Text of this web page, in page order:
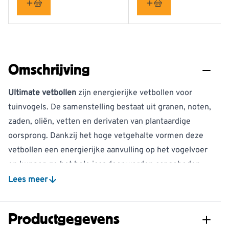
Omschrijving
Ultimate vetbollen zijn energierijke vetbollen voor
tuinvogels. De samenstelling bestaat uit granen, noten,
zaden, oliën, vetten en derivaten van plantaardige
oorsprong. Dankzij het hoge vetgehalte vormen deze
vetbollen een energierijke aanvulling op het vogelvoer
en kunnen ze het hele jaar door worden aangeboden.
Voor deze Ultimate vetbollen zijn hoogwaardige
Door de combinatie van voedzame zaden en vetten
Lees meer
Productgegevens